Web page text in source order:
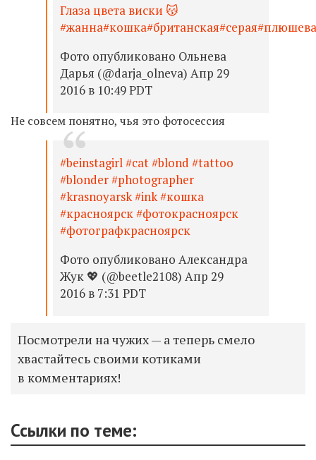
Глаза цвета виски 😽
Фото опубликовано Ольнева
Дарья (@darja_olneva) Апр 29
2016 в 10:49 PDT
Не совсем понятно, чья это фотосессия
#beinstagirl #cat #blond #tattoo
#blonder #photographer
#krasnoyarsk #ink #кошка
#красноярск #фотокрасноярск
#фотографкрасноярск
Фото опубликовано Александра
Жук 💖 (@beetle2108) Апр 29
2016 в 7:31 PDT
Посмотрели на чужих — а теперь смело
хвастайтесь своими котиками
в комментариях!
Ссылки по теме: